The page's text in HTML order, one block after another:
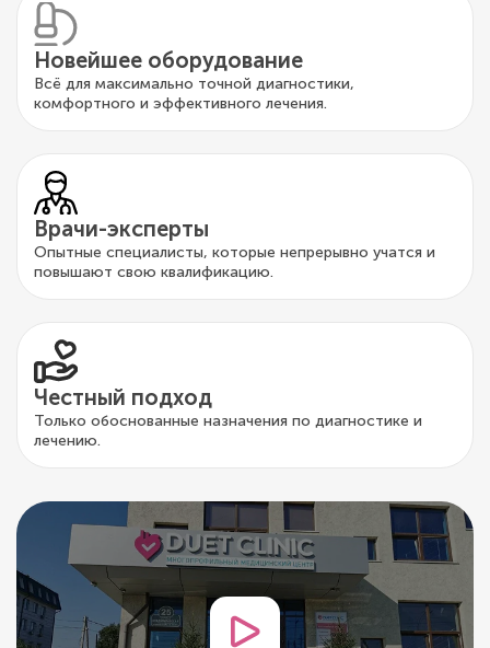
Новейшее оборудование
Всё для максимально точной диагностики,
комфортного и эффективного лечения.
Врачи-эксперты
Опытные специалисты, которые непрерывно учатся и
повышают свою квалификацию.
Честный подход
Только обоснованные назначения по диагностике и
лечению.